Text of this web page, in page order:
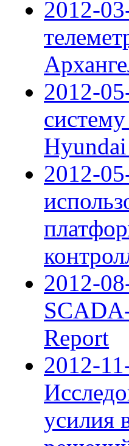
2012-
2012-
2012-
2012-
Report
2012-
усилия